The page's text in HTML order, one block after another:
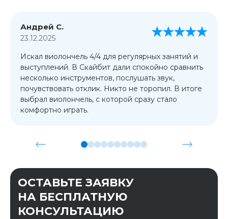
Андрей С.
23.12.2025
Искал виолончель 4/4 для регулярных занятий и
выступлений. В Скайбит дали спокойно сравнить
несколько инструментов, послушать звук,
почувствовать отклик. Никто не торопил. В итоге
выбрал виолончель, с которой сразу стало
комфортно играть.
ОСТАВЬТЕ ЗАЯВКУ
НА БЕСПЛАТНУЮ
КОНСУЛЬТАЦИЮ